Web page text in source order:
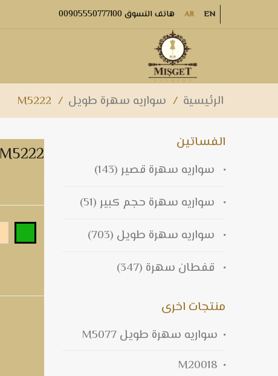
AR EN هاتف التسوق 00905550777100
الرئيسية / سواريه سهرة طويل /
M5222
الفساتين
سواريه سهرة قصير (143)
سواريه سهرة حجم كبير (51)
سواريه سهرة طويل (703)
قفطان سهرة (347)
منتجات اخرى
سواريه سهرة طويل M5077
M20018
M5222